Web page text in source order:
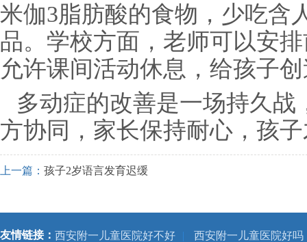
米伽3脂肪酸的食物，少吃含
品。学校方面，老师可以安
允许课间活动休息，给孩子
多动症的改善是一场持久
方协同，家长保持耐心，孩
上一篇： 孩子2岁语言发育迟缓
友情链接： 西安附一儿童医院好不好 |
西安附一儿童医院好吗